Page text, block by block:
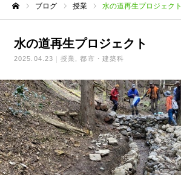
ブログ 授業 水の道再生プロジェクト
水の道再生プロジェクト
2025.04.23 授業 都市・建築科